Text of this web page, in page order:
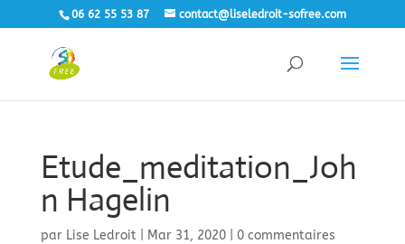
06 62 55 53 87 contact@liseledroit-sofree.com
Etude_meditation_Joh
n Hagelin
par Lise Ledroit| Mar 31, 2020| 0 commentaires